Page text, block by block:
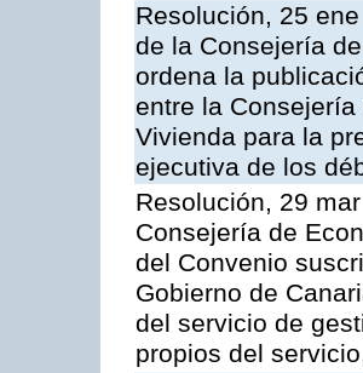
Resolución, 25
de la Consejería
ordena la
entre la
Vivienda para la
ejecutiva de los
Resolución, 29
Consejería de
del Convenio
Gobierno de
del servicio de
propios del